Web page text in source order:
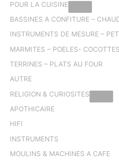
POUR LA CUISINE
BASSINES A CONFITURE –
INSTRUMENTS DE MESURE –
MARMITES – POELES- COCOTTES
TERRINES – PLATS AU FOUR
AUTRE
RELIGION & CURIOSITES
APOTHICAIRE
HIFI
INSTRUMENTS
MOULINS & MACHINES A CAFE